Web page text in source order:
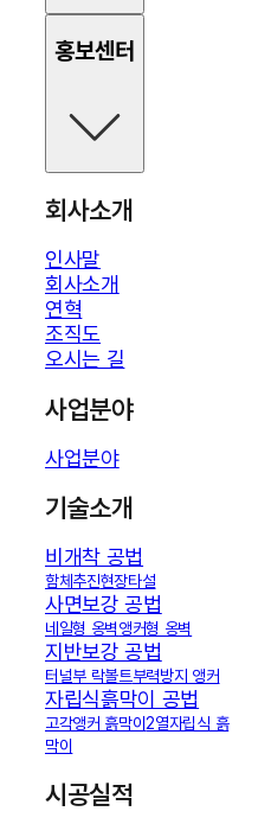
고각앵커 흙막이
함체추진현장타설
홍보센터
회사소개
인사말
회사소개
연혁
조직도
오시는 길
사업분야
사업분야
기술소개
비개착 공법
함체추진현장타설
사면보강 공법
네일형 옹벽앵커형 옹벽
지반보강 공법
터널부 락볼트부력방지 앵커
자립식흙막이 공법
고각앵커 흙막이2열자립식 흙
막이
시공실적